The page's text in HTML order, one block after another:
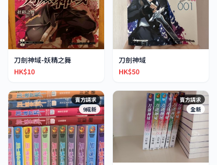
刀劍神域-妖精之舞
HK$10
刀劍神域
HK$50
賣方請求
9成新
賣方請求
全新